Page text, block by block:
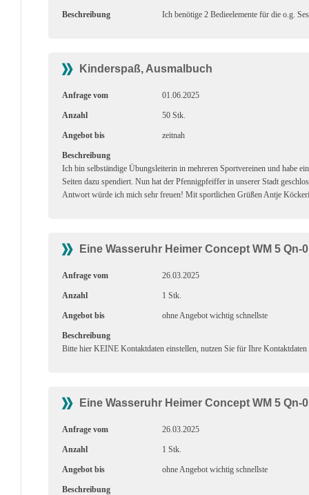
Beschreibung Ich benötige 2 Bedieelemente für die o.g.
Kinderspaß, Ausmalbuch
Anfrage vom 01.06.2025
Anzahl 50 Stk.
Angebot bis zeitnah
Beschreibung
Ich bin selbständige Übungsleiterin in mehreren Sportvereinen und habe
Seiten dazu spendiert. Nun hat der Pfennigpfeiffer in unserer Stadt
Antwort würde ich mich sehr freuen! Mit sportlichen Grüßen Antje
Eine Wasseruhr Heimer Concept WM 5 Qn-
Anfrage vom 26.03.2025
Anzahl 1 Stk.
Angebot bis ohne Angebot wichtig schnellste
Beschreibung
Bitte hier KEINE Kontaktdaten einstellen, nutzen Sie für Ihre
Eine Wasseruhr Heimer Concept WM 5 Qn-
Anfrage vom 26.03.2025
Anzahl 1 Stk.
Angebot bis ohne Angebot wichtig schnellste
Beschreibung